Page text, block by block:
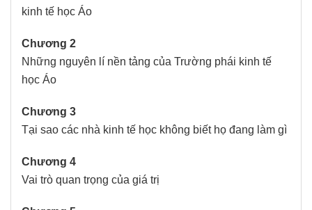
kinh tế học Áo
Chương 2
Những nguyên lí nền tảng của Trường phái kinh tế
học Áo
Chương 3
Tại sao các nhà kinh tế học không biết họ đang làm gì
Chương 4
Vai trò quan trọng của giá trị